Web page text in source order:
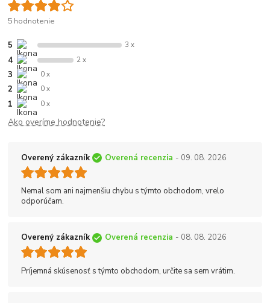
5 hodnotenie
5 3 x
4 2 x
3 0 x
2 0 x
1 0 x
Ako overíme hodnotenie?
Overený zákazník Overená recenzia - 09. 08. 2026
Nemal som ani najmenšiu chybu s týmto obchodom, vrelo
odporúčam.
Overený zákazník Overená recenzia - 08. 08. 2026
Príjemná skúsenosť s týmto obchodom, určite sa sem vrátim.